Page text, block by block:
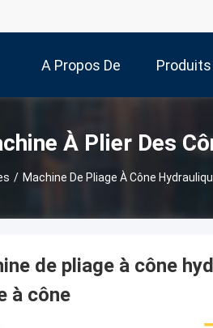
A Propos De
Nous
Produits
À Plier Des
/ Machine De Pliage À Cône
de pliage à cône
à cône